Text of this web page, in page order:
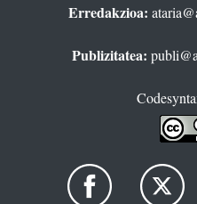
Erredakzioa:
Publizitatea: